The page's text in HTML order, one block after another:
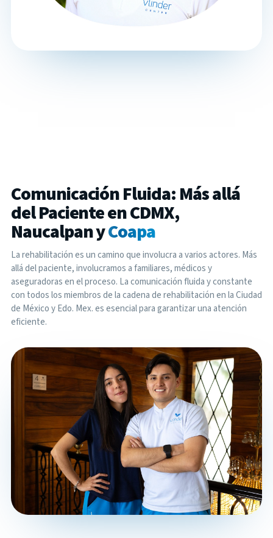
Comunicación Fluida: Más allá
del Paciente en CDMX,
Naucalpan yCoapa
La rehabilitación es un camino que involucra a varios actores. Más
allá del paciente, involucramos a familiares, médicos y
aseguradoras en el proceso. La comunicación fluida y constante
con todos los miembros de la cadena de rehabilitación en la Ciudad
de México y Edo. Mex. es esencial para garantizar una atención
eficiente.